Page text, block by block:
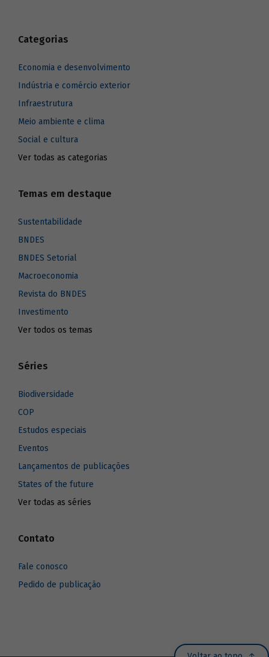
Categorias
Economia e desenvolvimento
Indústria e comércio exterior
Infraestrutura
Meio ambiente e clima
Social e cultura
Ver todas as categorias
Temas em destaque
Sustentabilidade
BNDES
BNDES Setorial
Macroeconomia
Revista do BNDES
Investimento
Ver todos os temas
Séries
Biodiversidade
COP
Estudos especiais
Eventos
Lançamentos de publicações
States of the future
Ver todas as séries
Contato
Fale conosco
Pedido de publicação